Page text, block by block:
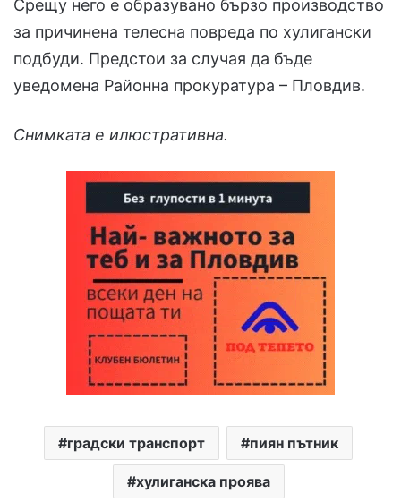
Срещу него е образувано бързо производство
за причинена телесна повреда по хулигански
подбуди. Предстои за случая да бъде
уведомена Районна прокуратура – Пловдив.
Снимката е илюстративна.
градски транспорт пиян пътник
хулиганска проява